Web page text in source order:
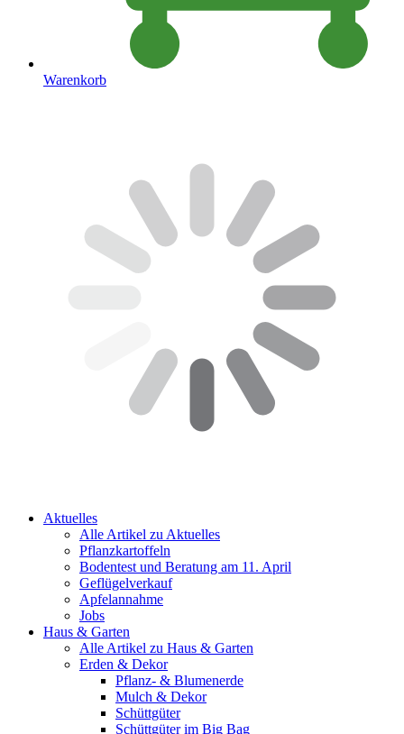
Warenkorb
Aktuelles
Alle Artikel zu Aktuelles
Pflanzkartoffeln
Bodentest und Beratung am 11. April
Geflügelverkauf
Apfelannahme
Jobs
Haus & Garten
Alle Artikel zu Haus & Garten
Erden & Dekor
Pflanz- & Blumenerde
Mulch & Dekor
Schüttgüter
Schüttgüter im Big Bag